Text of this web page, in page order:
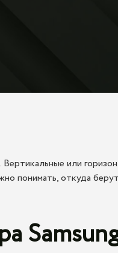
или
понимать, откуда